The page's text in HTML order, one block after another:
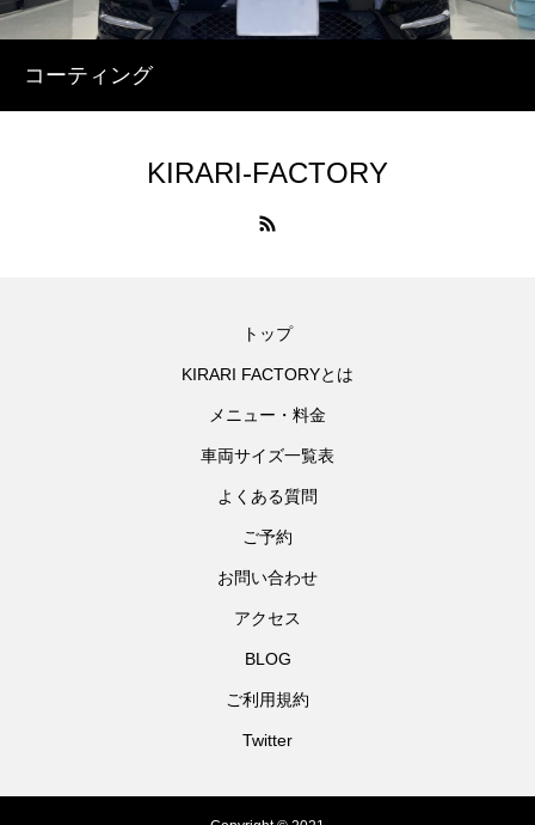
コーティング
KIRARI-FACTORY
トップ
KIRARI FACTORYとは
メニュー・料金
車両サイズ一覧表
よくある質問
ご予約
お問い合わせ
アクセス
BLOG
ご利用規約
Twitter